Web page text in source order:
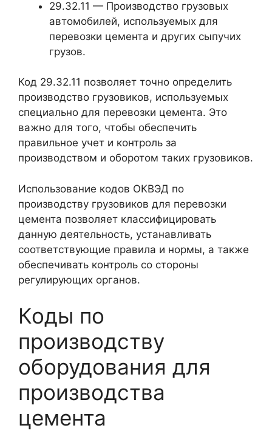
29.32.11 — Производство грузовых
автомобилей, используемых для
перевозки цемента и других сыпучих
грузов.
Код 29.32.11 позволяет точно определить
производство грузовиков, используемых
специально для перевозки цемента. Это
важно для того, чтобы обеспечить
правильное учет и контроль за
производством и оборотом таких грузовиков.
Использование кодов ОКВЭД по
производству грузовиков для перевозки
цемента позволяет классифицировать
данную деятельность, устанавливать
соответствующие правила и нормы, а также
обеспечивать контроль со стороны
регулирующих органов.
Коды по
производству
оборудования для
производства
цемента